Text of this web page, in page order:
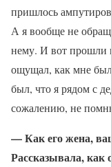
пришлось
А я вообще не
нему. И вот прошли
ощущал, как мне
был, что я рядом с
сожалению, не
— Как его жена,
Рассказывала,